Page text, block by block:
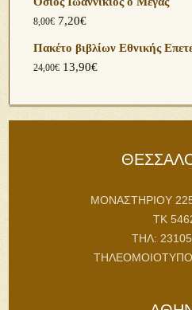
8,00€ 7,20€
Πακέτο βιβλίων Εθνικής
24,00€ 13,90€
ΜΟΝΑΣΤΗΡΙΟΥ
ΤΚ
ΤΗΛ:
ΤΗΛΕΟΜΟΙΟΤΥΠΟ: